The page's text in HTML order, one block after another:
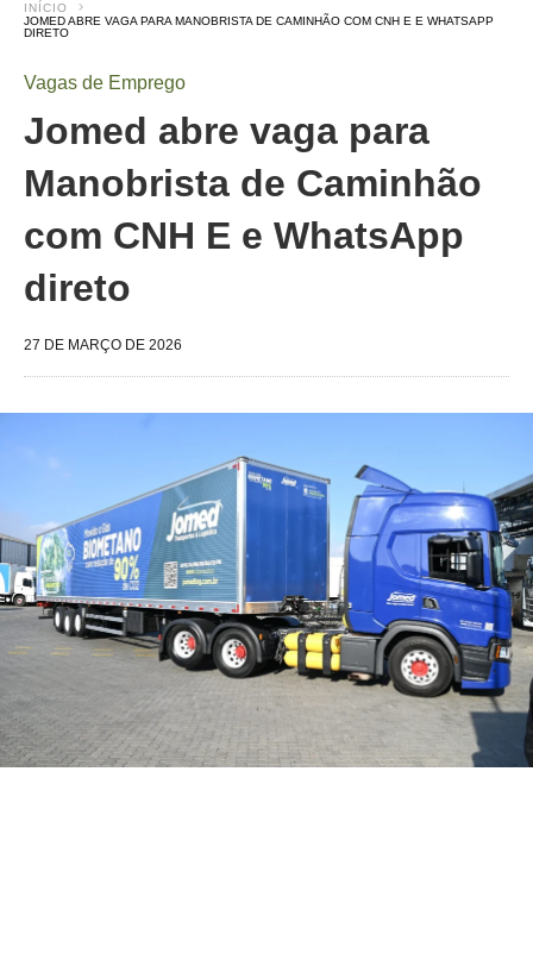
INÍCIO
JOMED ABRE VAGA PARA MANOBRISTA DE CAMINHÃO COM CNH E E WHATSAPP
DIRETO
Vagas de Emprego
Jomed abre vaga para
Manobrista de Caminhão
com CNH E e WhatsApp
direto
27 DE MARÇO DE 2026